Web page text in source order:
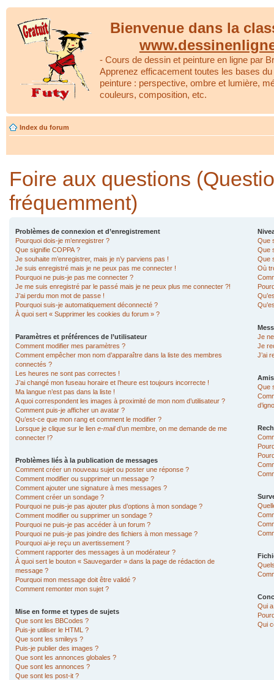
Bienvenue dans la
- Cours de dessin et peinture en ligne par
Apprenez efficacement toutes les bases
peinture : perspective, ombre et lumière,
couleurs, composition, etc.
Index du forum
Foire aux questions
fréquemment)
Problèmes de connexion et d’enregistrement
Pourquoi dois-je m’enregistrer ?
Que signifie COPPA ?
Je souhaite m’enregistrer, mais je n’y parviens pas !
Je suis enregistré mais je ne peux pas me connecter !
Pourquoi ne puis-je pas me connecter ?
Je me suis enregistré par le passé mais je ne peux plus me connecter ?!
J’ai perdu mon mot de passe !
Pourquoi suis-je automatiquement déconnecté ?
À quoi sert « Supprimer les cookies du forum » ?
Paramètres et préférences de l’utilisateur
Comment modifier mes paramètres ?
Comment empêcher mon nom d’apparaître dans la liste des membres
connectés ?
Les heures ne sont pas correctes !
J’ai changé mon fuseau horaire et l’heure est toujours incorrecte !
Ma langue n’est pas dans la liste !
A quoi correspondent les images à proximité de mon nom d’utilisateur ?
Comment puis-je afficher un avatar ?
Qu’est-ce que mon rang et comment le modifier ?
Lorsque je clique sur le lien e-maild’un membre, on me demande de me
connecter !?
Problèmes liés à la publication de messages
Comment créer un nouveau sujet ou poster une réponse ?
Comment modifier ou supprimer un message ?
Comment ajouter une signature à mes messages ?
Comment créer un sondage ?
Pourquoi ne puis-je pas ajouter plus d’options à mon sondage ?
Comment modifier ou supprimer un sondage ?
Pourquoi ne puis-je pas accéder à un forum ?
Pourquoi ne puis-je pas joindre des fichiers à mon message ?
Pourquoi ai-je reçu un avertissement ?
Comment rapporter des messages à un modérateur ?
À quoi sert le bouton « Sauvegarder » dans la page de rédaction de
message ?
Pourquoi mon message doit être validé ?
Comment remonter mon sujet ?
Mise en forme et types de sujets
Que sont les BBCodes ?
Puis-je utiliser le HTML ?
Que sont les smileys ?
Puis-je publier des images ?
Que sont les annonces globales ?
Que sont les annonces ?
Que sont les post-it ?
Que
Que
Que
Où
Je
Je
J’ai
Que
Qui
Qui